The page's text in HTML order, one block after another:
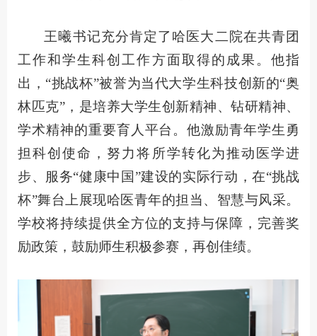
王曦书记充分肯定了哈医大二院在共青团
工作和学生科创工作方面取得的成果。他指
出，“挑战杯”被誉为当代大学生科技创新的“奥
林匹克”，是培养大学生创新精神、钻研精神、
学术精神的重要育人平台。他激励青年学生勇
担科创使命，努力将所学转化为推动医学进
步、服务“健康中国”建设的实际行动，在“挑战
杯”舞台上展现哈医青年的担当、智慧与风采。
学校将持续提供全方位的支持与保障，完善奖
励政策，鼓励师生积极参赛，再创佳绩。